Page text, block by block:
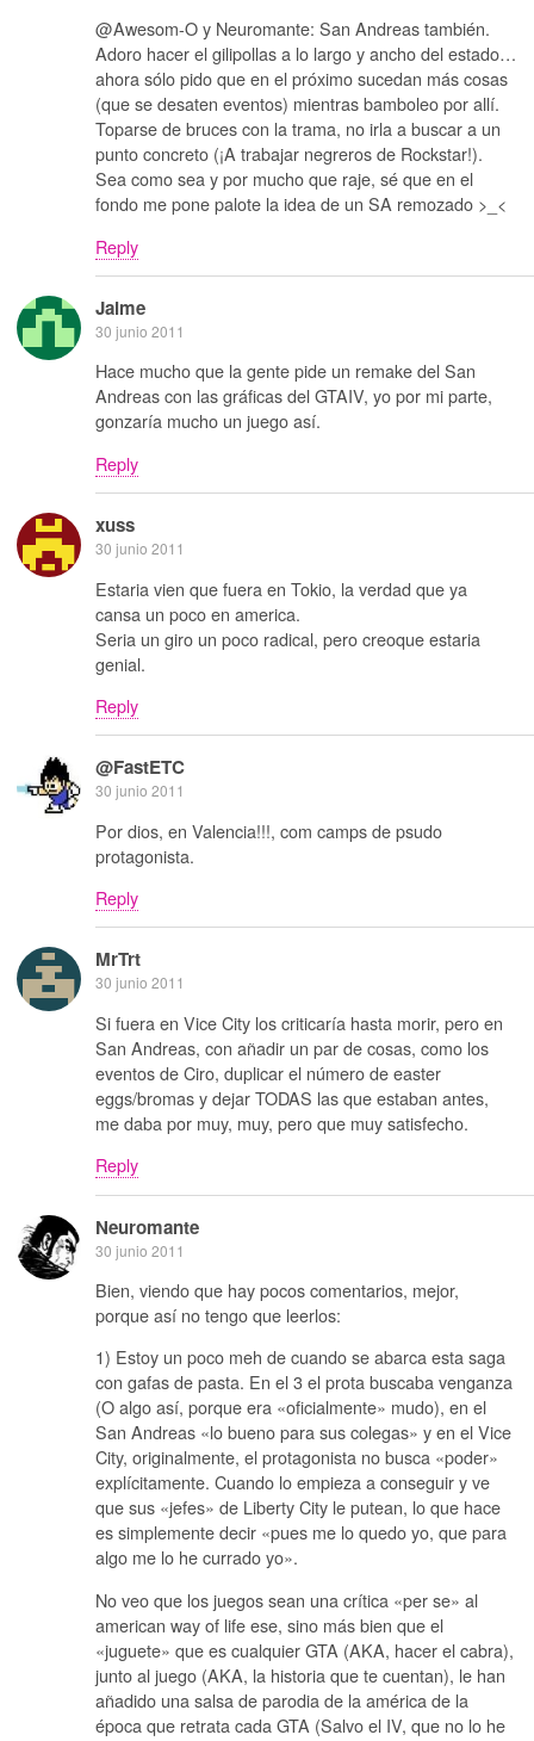
@Awesom-O y Neuromante: San Andreas también.
Adoro hacer el gilipollas a lo largo y ancho del estado…
ahora sólo pido que en el próximo sucedan más cosas
(que se desaten eventos) mientras bamboleo por allí.
Toparse de bruces con la trama, no irla a buscar a un
punto concreto (¡A trabajar negreros de Rockstar!).
Sea como sea y por mucho que raje, sé que en el
fondo me pone palote la idea de un SA remozado >_<
Reply
Jaime
30 junio 2011
Hace mucho que la gente pide un remake del San
Andreas con las gráficas del GTAIV, yo por mi parte,
gonzaría mucho un juego así.
Reply
xuss
30 junio 2011
Estaria vien que fuera en Tokio, la verdad que ya
cansa un poco en america.
Seria un giro un poco radical, pero creoque estaria
genial.
Reply
@FastETC
30 junio 2011
Por dios, en Valencia!!!, com camps de psudo
protagonista.
Reply
MrTrt
30 junio 2011
Si fuera en Vice City los criticaría hasta morir, pero en
San Andreas, con añadir un par de cosas, como los
eventos de Ciro, duplicar el número de easter
eggs/bromas y dejar TODAS las que estaban antes,
me daba por muy, muy, pero que muy satisfecho.
Reply
Neuromante
30 junio 2011
Bien, viendo que hay pocos comentarios, mejor,
porque así no tengo que leerlos:
1) Estoy un poco meh de cuando se abarca esta saga
con gafas de pasta. En el 3 el prota buscaba venganza
(O algo así, porque era «oficialmente» mudo), en el
San Andreas «lo bueno para sus colegas» y en el Vice
City, originalmente, el protagonista no busca «poder»
explícitamente. Cuando lo empieza a conseguir y ve
que sus «jefes» de Liberty City le putean, lo que hace
es simplemente decir «pues me lo quedo yo, que para
algo me lo he currado yo».
No veo que los juegos sean una crítica «per se» al
american way of life ese, sino más bien que el
«juguete» que es cualquier GTA (AKA, hacer el cabra),
junto al juego (AKA, la historia que te cuentan), le han
añadido una salsa de parodia de la américa de la
época que retrata cada GTA (Salvo el IV, que no lo he